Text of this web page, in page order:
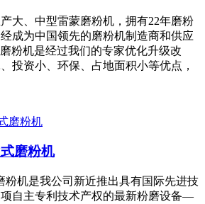
大、中型雷蒙磨粉机，拥有22年磨粉
成为中国领先的磨粉机制造商和供应
粉机是经过我们的专家优化升级改
投资小、环保、占地面积小等优点，
磨粉机
粉机是我公司新近推出具有国际先进技
自主专利技术产权的最新粉磨设备—